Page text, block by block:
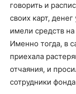
говорить и
своих карт,
имели средств
Именно тогда, в
приехала
отчаяния, и
сотрудники